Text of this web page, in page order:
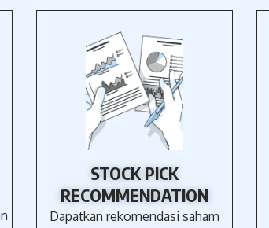
STOCK PICK
RECOMMENDATION
Dapatkan rekomendasi saham